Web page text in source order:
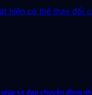
hiện có thể thay đổi
xe đạp chuyển động